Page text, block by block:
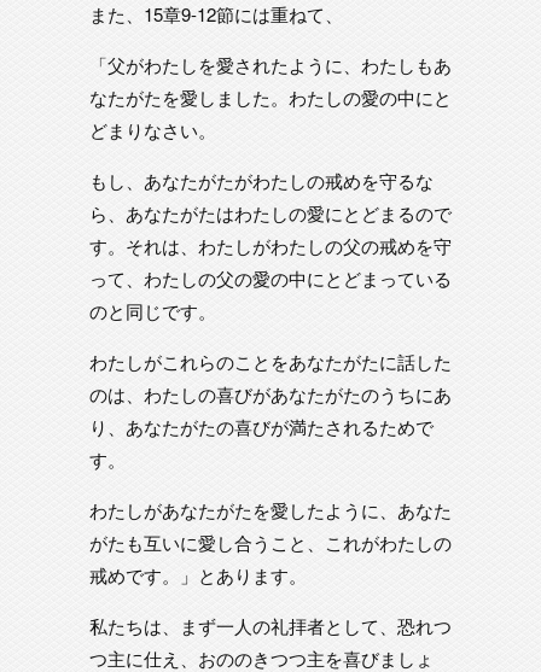
また、15章9-12節には重ねて、
「父がわたしを愛されたように、わたしもあ
なたがたを愛しました。わたしの愛の中にと
どまりなさい。
もし、あなたがたがわたしの戒めを守るな
ら、あなたがたはわたしの愛にとどまるので
す。それは、わたしがわたしの父の戒めを守
って、わたしの父の愛の中にとどまっている
のと同じです。
わたしがこれらのことをあなたがたに話した
のは、わたしの喜びがあなたがたのうちにあ
り、あなたがたの喜びが満たされるためで
す。
わたしがあなたがたを愛したように、あなた
がたも互いに愛し合うこと、これがわたしの
戒めです。」とあります。
私たちは、まず一人の礼拝者として、恐れつ
つ主に仕え、おののきつつ主を喜びましょ